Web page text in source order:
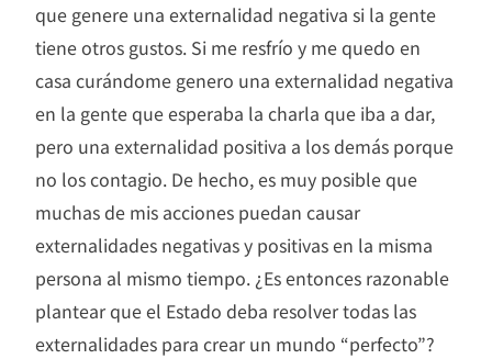
que genere una externalidad negativa si la gente
tiene otros gustos. Si me resfrío y me quedo en
casa curándome genero una externalidad negativa
en la gente que esperaba la charla que iba a dar,
pero una externalidad positiva a los demás porque
no los contagio. De hecho, es muy posible que
muchas de mis acciones puedan causar
externalidades negativas y positivas en la misma
persona al mismo tiempo. ¿Es entonces razonable
plantear que el Estado deba resolver todas las
externalidades para crear un mundo “perfecto”?